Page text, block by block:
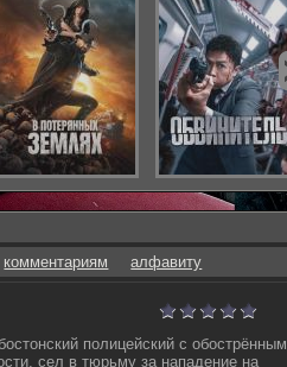
комментариям алфавиту
полицейский с обострённым
сел в тюрьму за нападение на